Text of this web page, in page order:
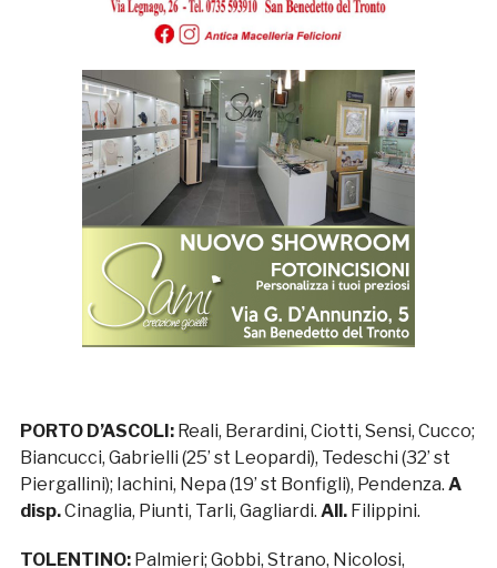
PORTO D’ASCOLI: Reali, Berardini, Ciotti, Sensi, Cucco;
Biancucci, Gabrielli (25’ st Leopardi), Tedeschi (32’ st
Piergallini); Iachini, Nepa (19’ st Bonfigli), Pendenza. A
disp.Cinaglia, Piunti, Tarli, Gagliardi. All. Filippini.
TOLENTINO: Palmieri; Gobbi, Strano, Nicolosi,